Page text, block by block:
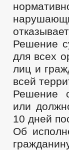
Решение
для всех
лиц и
всей
Решение
или
10 дней
Об